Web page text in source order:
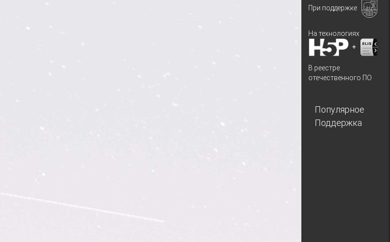
При поддержке
На технологиях
+
В реестре
отечественного ПО
Популярное
Поддержка